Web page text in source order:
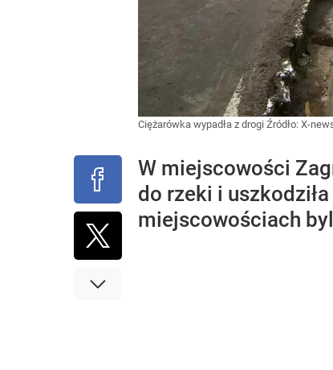
Ciężarówka wypadła z drogi Źródło: X-
W miejscowości
do rzeki i
miejscowościach